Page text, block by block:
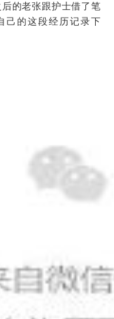
的老张跟护士借了笔
己的这段经历记录下